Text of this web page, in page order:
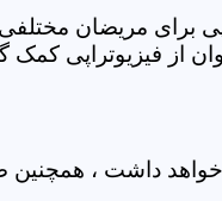
برای مریضان مختلفی
از فیزیوتراپی کمک
خواهد داشت ،